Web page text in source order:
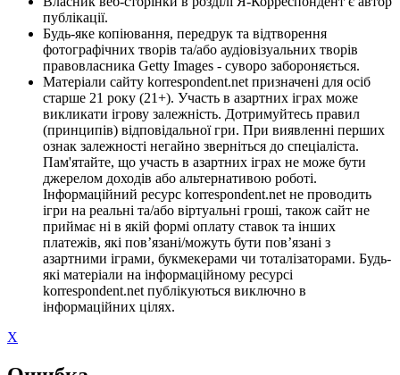
публікації.
Будь-яке копіювання, передрук та відтворення
фотографічних творів та/або аудіовізуальних творів
правовласника Getty Images - суворо забороняється.
Матеріали сайту korrespondent.net призначені для осіб
старше 21 року (21+). Участь в азартних іграх може
викликати ігрову залежність. Дотримуйтесь правил
(принципів) відповідальної гри. При виявленні перших
ознак залежності негайно зверніться до спеціаліста.
Пам'ятайте, що участь в азартних іграх не може бути
джерелом доходів або альтернативою роботі.
Інформаційний ресурс korrespondent.net не проводить
ігри на реальні та/або віртуальні гроші, також сайт не
приймає ні в якій формі оплату ставок та інших
платежів, які пов’язані/можуть бути пов’язані з
азартними іграми, букмекерами чи тоталізаторами. Будь-
які матеріали на інформаційному ресурсі
korrespondent.net публікуються виключно в
інформаційних цілях.
X